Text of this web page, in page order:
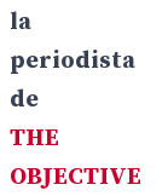
la
periodista
de
THE
OBJECTIVE